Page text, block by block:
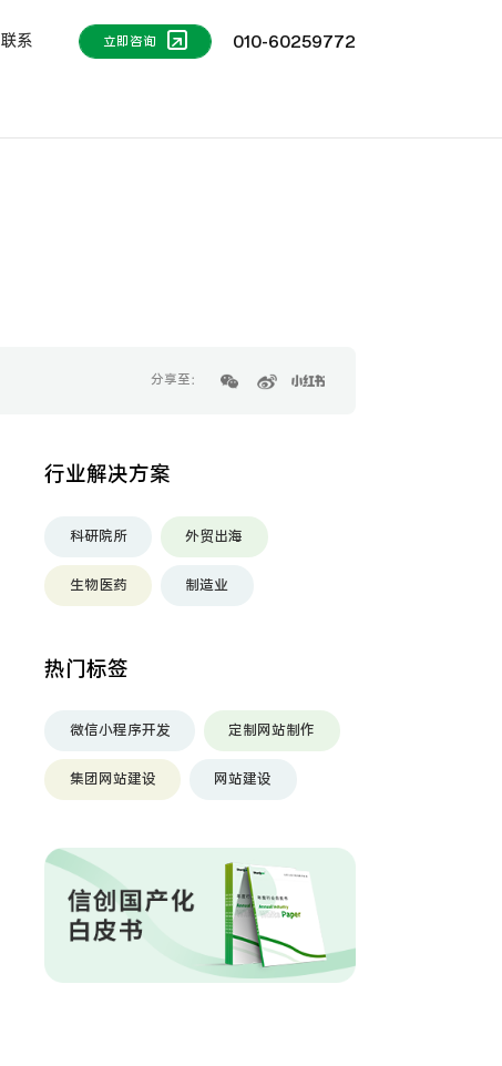
联系 立即咨询 010-60259772
分享至：
行业解决方案
科研院所 外贸出海
生物医药 制造业
热门标签
微信小程序开发 定制网站制作
集团网站建设 网站建设